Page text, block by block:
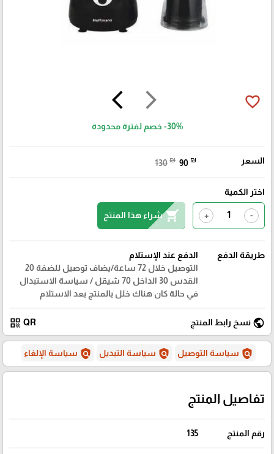
arrow_forward_ios
arrow_back_ios favorite_border
-30% خصم لفترة محدودة
السعر 130 ₪ 90 ₪
اختر الكمية
-
+
shopping_cartشراء هذا المنتج
طريقة الدفع
الدفع عند الإستلام
التوصيل خلال 72 ساعة/يضاف توصيل للضفة 20
القدس 30 الداخل 70 شيقل / سياسة الاستبدال
في حالة كان هناك خلل بالمنتج بعد الاستلام
public نسخ رابط المنتج QR
qr_code
policy سياسة التوصيل policy سياسة التبديل policy سياسة الإلغاء
تفاصيل المنتج
رقم المنتج 135